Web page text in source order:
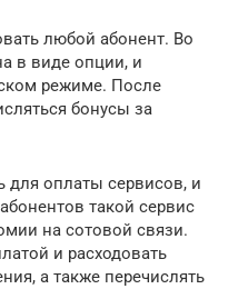
любой абонент. Во
в виде опции, и
режиме. После
бонусы за
оплаты сервисов, и
такой сервис
на сотовой связи.
и расходовать
а также перечислять